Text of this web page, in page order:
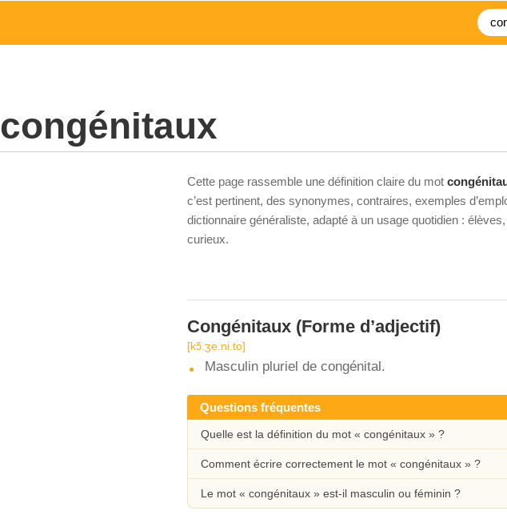
congénitaux
Cette page rassemble une définition claire du mot
c’est pertinent, des synonymes, contraires, exemples
dictionnaire généraliste, adapté à un usage quotidien :
curieux.
Congénitaux (Forme d’adjectif)
[kɔ̃.ʒe.ni.to]
Masculin pluriel de congénital.
Questions fréquentes
Quelle est la définition du mot « congénitaux » ?
Comment écrire correctement le mot « congénitaux » ?
Le mot « congénitaux » est-il masculin ou féminin ?